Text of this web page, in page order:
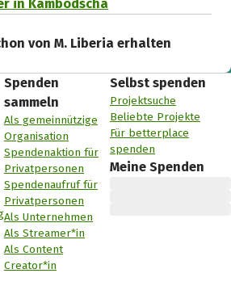
in Kambodscha
von M. Liberia erhalten
Spenden
sammeln
Als gemeinnützige
Organisation
Spendenaktion für
Privatpersonen
Spendenaufruf für
Privatpersonen
Als Unternehmen
Als Streamer*in
Als Content
Creator*in
Selbst spenden
Projektsuche
Beliebte Projekte
Für betterplace
spenden
Meine Spenden